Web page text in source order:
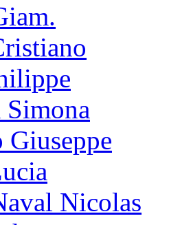
Simona
Giuseppe
Nicolas